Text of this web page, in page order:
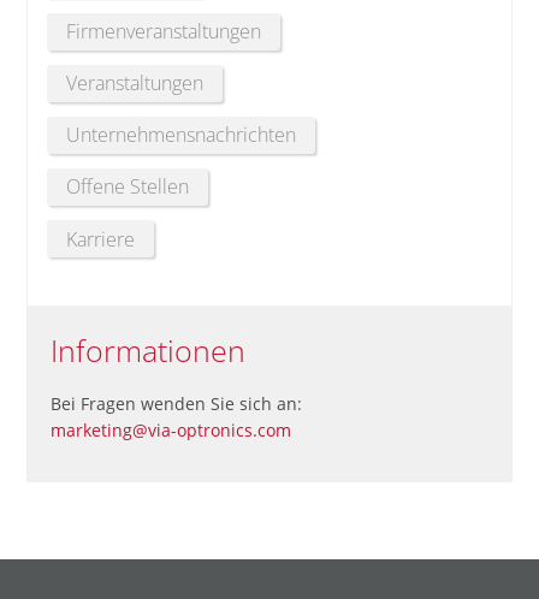
Firmenveranstaltungen
Veranstaltungen
Unternehmensnachrichten
Offene Stellen
Karriere
Informationen
Bei Fragen wenden Sie sich an:
marketing@via-optronics.com